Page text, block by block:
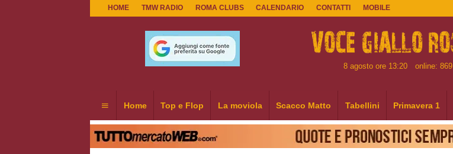
HOME TMW RADIO ROMA CLUBS CALENDARIO CONTATTI MOBILE
8 agosto ore 13:20 online: 869
Home Top e Flop La moviola Scacco Matto Tabellini Primavera 1